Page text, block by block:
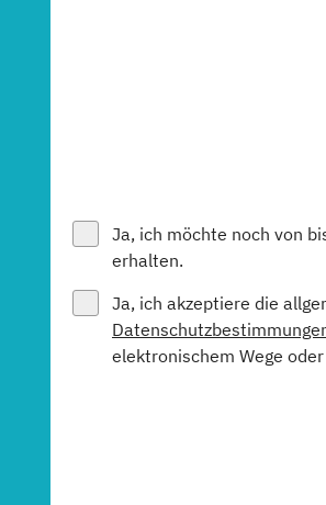
Ja, ich möchte noch von
erhalten.
Ja, ich akzeptiere die
elektronischem Wege